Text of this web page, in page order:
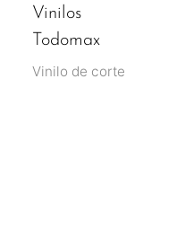
Vinilos
Todomax
Vinilo de corte